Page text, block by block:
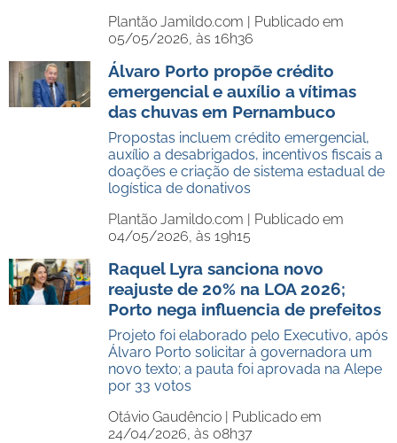
Plantão Jamildo.com | Publicado em
05/05/2026, às 16h36
Álvaro Porto propõe crédito
emergencial e auxílio a vítimas
das chuvas em Pernambuco
Propostas incluem crédito emergencial,
auxílio a desabrigados, incentivos fiscais a
doações e criação de sistema estadual de
logística de donativos
Plantão Jamildo.com | Publicado em
04/05/2026, às 19h15
Raquel Lyra sanciona novo
reajuste de 20% na LOA 2026;
Porto nega influencia de prefeitos
Projeto foi elaborado pelo Executivo, após
Álvaro Porto solicitar à governadora um
novo texto; a pauta foi aprovada na Alepe
por 33 votos
Otávio Gaudêncio | Publicado em
24/04/2026, às 08h37